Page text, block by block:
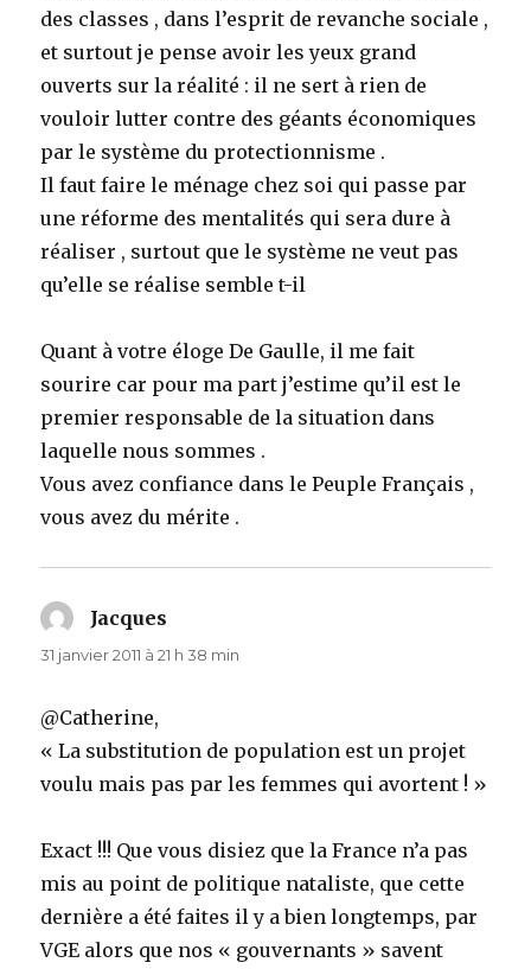
des classes , dans l’esprit de revanche sociale ,
et surtout je pense avoir les yeux grand
ouverts sur la réalité : il ne sert à rien de
vouloir lutter contre des géants économiques
par le système du protectionnisme .
Il faut faire le ménage chez soi qui passe par
une réforme des mentalités qui sera dure à
réaliser , surtout que le système ne veut pas
qu’elle se réalise semble t-il
Quant à votre éloge De Gaulle, il me fait
sourire car pour ma part j’estime qu’il est le
premier responsable de la situation dans
laquelle nous sommes .
Vous avez confiance dans le Peuple Français ,
vous avez du mérite .
Jacques
31 janvier 2011 à 21 h 38 min
@Catherine,
« La substitution de population est un projet
voulu mais pas par les femmes qui avortent ! »
Exact !!! Que vous disiez que la France n’a pas
mis au point de politique nataliste, que cette
dernière a été faites il y a bien longtemps, par
VGE alors que nos « gouvernants » savent